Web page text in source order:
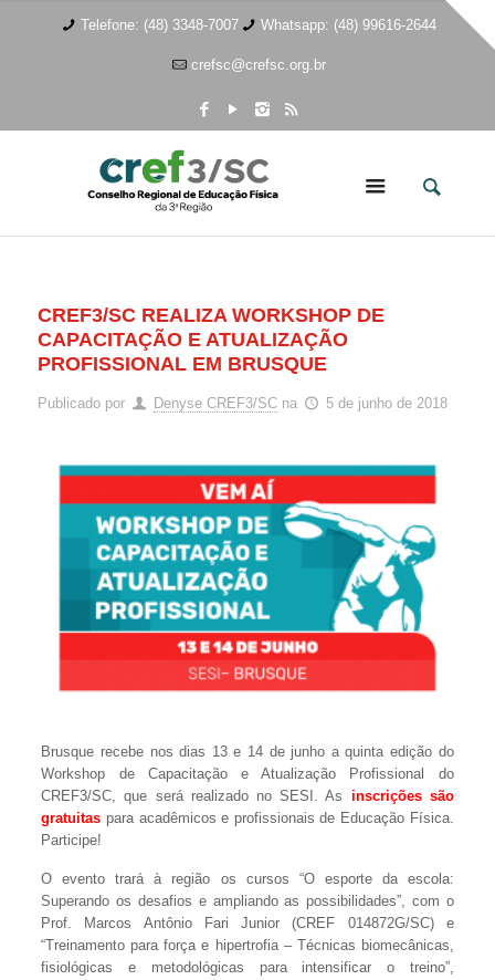
Telefone: (48) 3348-7007 Whatsapp: (48) 99616-2644
crefsc@crefsc.org.br
CREF3/SC REALIZA WORKSHOP DE
CAPACITAÇÃO E ATUALIZAÇÃO
PROFISSIONAL EM BRUSQUE
Publicado por Denyse CREF3/SC na 5 de junho de 2018
Brusque recebe nos dias 13 e 14 de junho a quinta edição do
Workshop de Capacitação e Atualização Profissional do
CREF3/SC, que será realizado no SESI. As inscrições são
gratuitas para acadêmicos e profissionais de Educação Física.
Participe!
O evento trará à região os cursos “O esporte da escola:
Superando os desafios e ampliando as possibilidades”, com o
Prof. Marcos Antônio Fari Junior (CREF 014872G/SC) e
“Treinamento para força e hipertrofia – Técnicas biomecânicas,
fisiológicas e metodológicas para intensificar o treino”,